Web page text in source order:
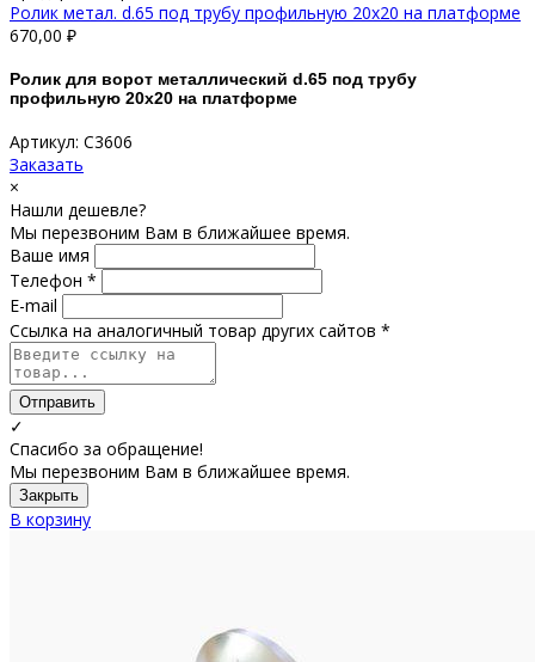
Ролик метал. d.65 под трубу профильную 20х20 на платформе
670,00 ₽
Ролик для ворот металлический d.65 под трубу
профильную 20х20 на платформе
Артикул: С3606
Заказать
×
Нашли дешевле?
Мы перезвоним Вам в ближайшее время.
Ваше имя
Телефон *
E-mail
Ссылка на аналогичный товар других сайтов *
Отправить
✓
Спасибо за обращение!
Мы перезвоним Вам в ближайшее время.
Закрыть
В корзину